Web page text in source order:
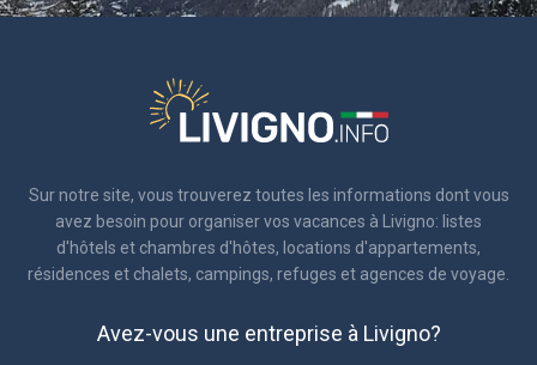
Sur notre site, vous trouverez toutes les informations dont vous
avez besoin pour organiser vos vacances à Livigno: listes
d'hôtels et chambres d'hôtes, locations d'appartements,
résidences et chalets, campings, refuges et agences de voyage.
Avez-vous une entreprise à Livigno?